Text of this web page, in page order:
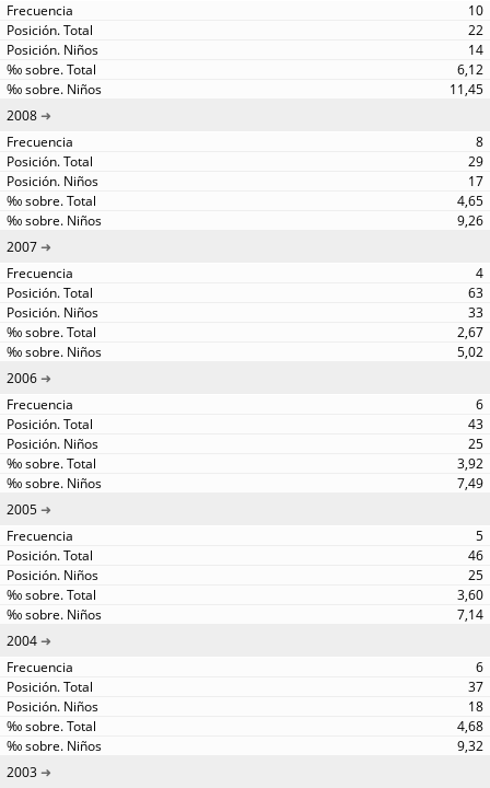
10
22
14
6,12
11,45
2008
8
29
17
4,65
9,26
2007
4
63
33
2,67
5,02
2006
6
43
25
3,92
7,49
2005
5
46
25
3,60
7,14
2004
6
37
18
4,68
9,32
2003